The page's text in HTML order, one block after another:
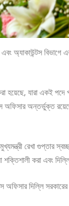
এবং অ্যাকাউন্টস
হয়েছে, যারা একই
অফিসার অন্তর্ভুক্ত
রেখা গুপ্তার
করা এবং
দিল্লি